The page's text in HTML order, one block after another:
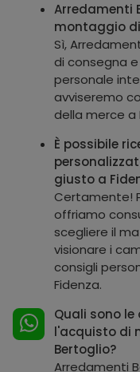
Arredamenti
montaggio
Sì,
di consegna
personale
avviseremo
della merce a
È possibile
giusto a
Certamente!
offriamo
scegliere il
visionare i
consigli
Fidenza.
Quali sono
l'acquisto di
Bertoglio?
Arredamenti